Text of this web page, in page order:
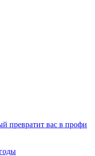
превратит вас в профи